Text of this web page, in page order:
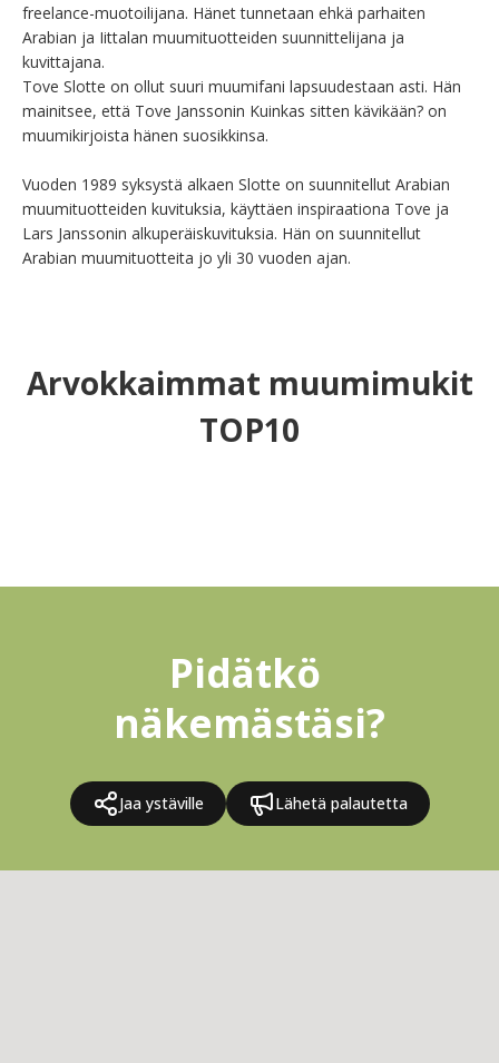
freelance-muotoilijana. Hänet tunnetaan ehkä parhaiten
Arabian ja Iittalan muumituotteiden suunnittelijana ja
kuvittajana.
Tove Slotte on ollut suuri muumifani lapsuudestaan asti. Hän
mainitsee, että Tove Janssonin Kuinkas sitten kävikään? on
muumikirjoista hänen suosikkinsa.
Vuoden 1989 syksystä alkaen Slotte on suunnitellut Arabian
muumituotteiden kuvituksia, käyttäen inspiraationa Tove ja
Lars Janssonin alkuperäiskuvituksia. Hän on suunnitellut
Arabian muumituotteita jo yli 30 vuoden ajan.
Arvokkaimmat muumimukit
TOP10
Pidätkö
näkemästäsi?
Jaa ystäville Lähetä palautetta